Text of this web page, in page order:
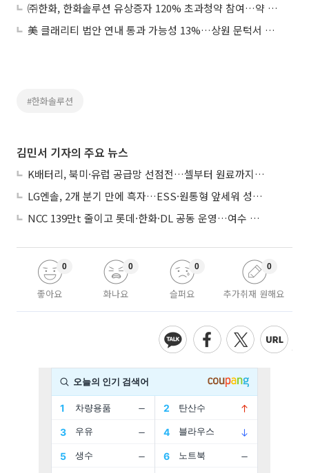
㈜한화, 한화솔루션 유상증자 120% 초과청약 참여…약 8400억 규모
美 클래리티 법안 연내 통과 가능성 13%…상원 문턱서 제동
#한화솔루션
김민서 기자의 주요 뉴스
K배터리, 북미·유럽 공급망 선점전…셀부터 원료까지 현지화
LG엔솔, 2개 분기 만에 흑자…ESS·원통형 앞세워 성장 가속
NCC 139만t 줄이고 롯데·한화·DL 공동 운영…여수 1호 본궤도
좋아요
0
화나요
0
슬퍼요
0
추가취재 원해요
0